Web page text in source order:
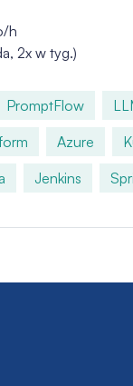
h
2x w tyg.)
PromptFlow
Azure
Jenkins